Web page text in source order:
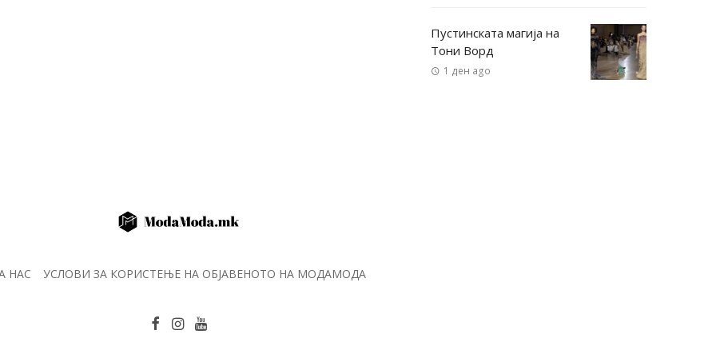
Пустинската магија на
Тони Ворд
1 ден ago
НАС УСЛОВИ ЗА КОРИСТЕЊЕ НА ОБЈАВЕНОТО НА МОДАМОДА